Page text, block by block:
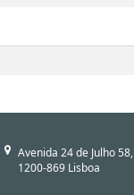
Avenida 24 de Julho 58,
1200-869 Lisboa